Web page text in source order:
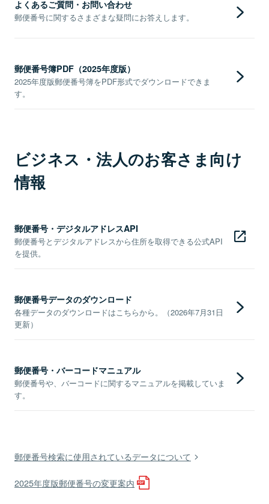
よくあるご質問・お問い合わせ
郵便番号に関するさまざまな疑問にお答えします。
郵便番号簿PDF（2025年度版）
2025年度版郵便番号簿をPDF形式でダウンロードできま
す。
ビジネス・法人のお客さま向け
情報
郵便番号・デジタルアドレスAPI
郵便番号とデジタルアドレスから住所を取得できる公式API
を提供。
郵便番号データのダウンロード
各種データのダウンロードはこちらから。（2026年7月31日
更新）
郵便番号・バーコードマニュアル
郵便番号や、バーコードに関するマニュアルを掲載していま
す。
郵便番号検索に使用されているデータについて
2025年度版郵便番号の変更案内